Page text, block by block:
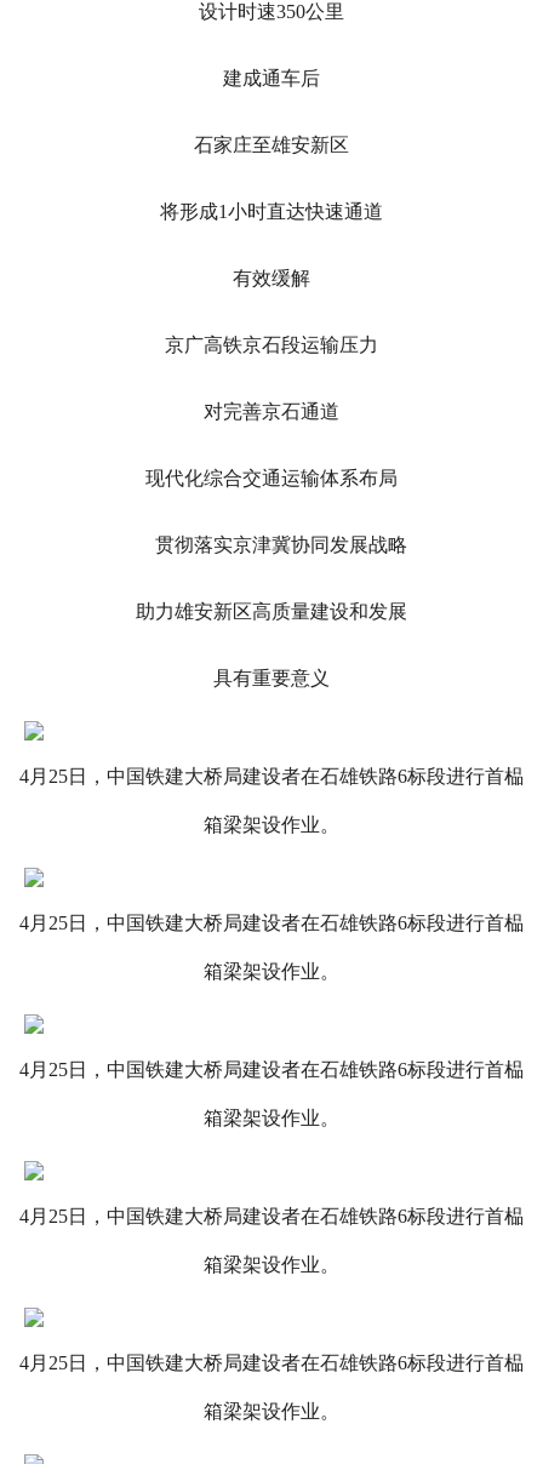
设计时速350公里
建成通车后
石家庄至雄安新区
将形成1小时直达快速通道
有效缓解
京广高铁京石段运输压力
对完善京石通道
现代化综合交通运输体系布局
贯彻落实京津冀协同发展战略
助力雄安新区高质量建设和发展
具有重要意义
4月25日，中国铁建大桥局建设者在石雄铁路6标段进行首榀
箱梁架设作业。
4月25日，中国铁建大桥局建设者在石雄铁路6标段进行首榀
箱梁架设作业。
4月25日，中国铁建大桥局建设者在石雄铁路6标段进行首榀
箱梁架设作业。
4月25日，中国铁建大桥局建设者在石雄铁路6标段进行首榀
箱梁架设作业。
4月25日，中国铁建大桥局建设者在石雄铁路6标段进行首榀
箱梁架设作业。